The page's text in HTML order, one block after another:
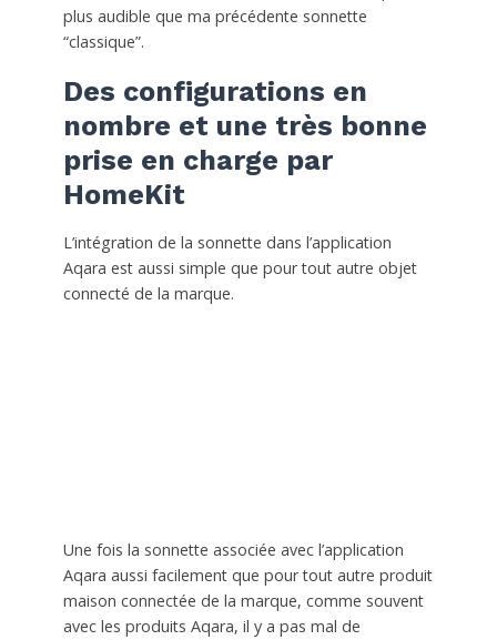
plus audible que ma précédente sonnette
“classique”.
Des configurations en
nombre et une très bonne
prise en charge par
HomeKit
L’intégration de la sonnette dans l’application
Aqara est aussi simple que pour tout autre objet
connecté de la marque.
Une fois la sonnette associée avec l’application
Aqara aussi facilement que pour tout autre produit
maison connectée de la marque, comme souvent
avec les produits Aqara, il y a pas mal de